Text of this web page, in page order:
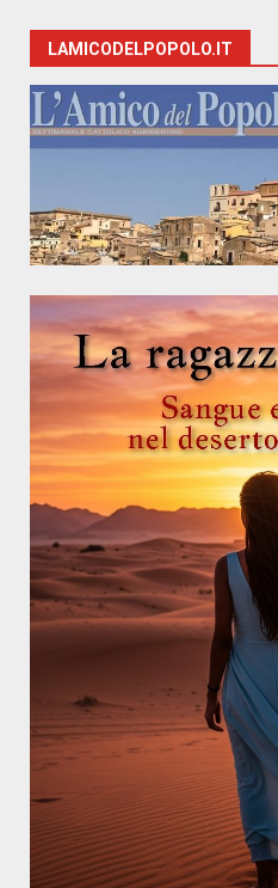
LAMICODELPOPOLO.IT